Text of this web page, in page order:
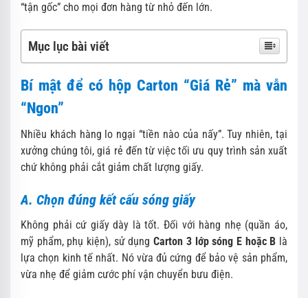
“tận gốc” cho mọi đơn hàng từ nhỏ đến lớn.
Mục lục bài viết
Bí mật để có hộp Carton “Giá Rẻ” mà vẫn
“Ngon”
Nhiều khách hàng lo ngại “tiền nào của nấy”. Tuy nhiên, tại
xưởng chúng tôi, giá rẻ đến từ việc tối ưu quy trình sản xuất
chứ không phải cắt giảm chất lượng giấy.
A. Chọn đúng kết cấu sóng giấy
Không phải cứ giấy dày là tốt. Đối với hàng nhẹ (quần áo,
mỹ phẩm, phụ kiện), sử dụngCarton 3 lớp sóng E hoặc B là
lựa chọn kinh tế nhất. Nó vừa đủ cứng để bảo vệ sản phẩm,
vừa nhẹ để giảm cước phí vận chuyển bưu điện.